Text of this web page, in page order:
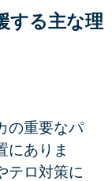
する主な理
の重要なパ
にありま
テロ対策に